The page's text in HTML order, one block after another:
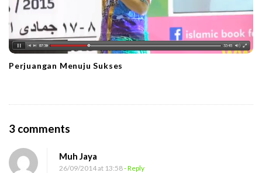
Perjuangan Menuju Sukses
3 comments
P
Muh Jaya
26/09/2014 at 13:58- Reply